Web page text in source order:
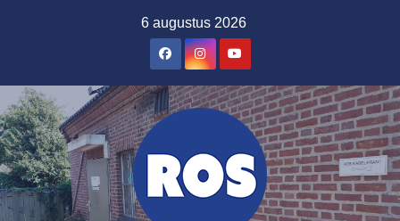
inhoud
6 augustus 2026